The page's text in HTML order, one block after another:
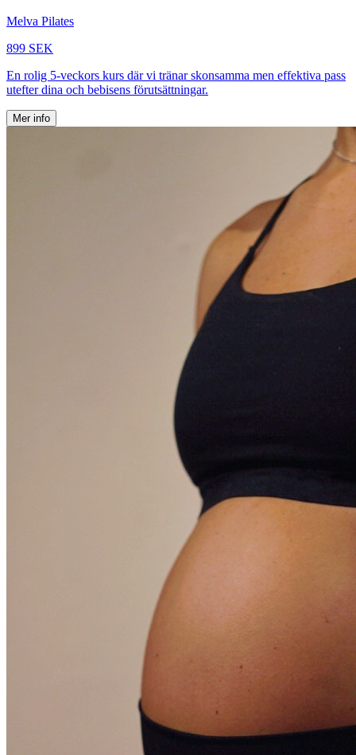
Melva Pilates
899 SEK
En rolig 5-veckors kurs där vi tränar skonsamma men effektiva pass
utefter dina och bebisens förutsättningar.
Mer info